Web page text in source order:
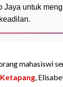
Jaya untuk
mahasiswi
Ketapang,